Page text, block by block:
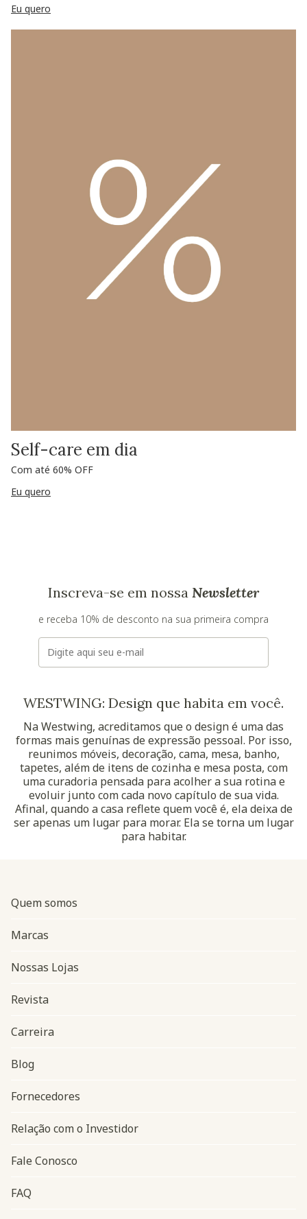
Eu quero
Self-care em dia
Com até 60% OFF
Eu quero
Inscreva-se em nossa Newsletter
e receba 10% de desconto na sua primeira compra
E-mail
WESTWING: Design que habita em você.
Na Westwing, acreditamos que o design é uma das
formas mais genuínas de expressão pessoal. Por isso,
reunimos móveis, decoração, cama, mesa, banho,
tapetes, além de itens de cozinha e mesa posta, com
uma curadoria pensada para acolher a sua rotina e
evoluir junto com cada novo capítulo de sua vida.
Afinal, quando a casa reflete quem você é, ela deixa de
ser apenas um lugar para morar. Ela se torna um lugar
para habitar.
Navegação do rodapé
Quem somos
Marcas
Nossas Lojas
Revista
Carreira
Blog
Fornecedores
Relação com o Investidor
Fale Conosco
FAQ